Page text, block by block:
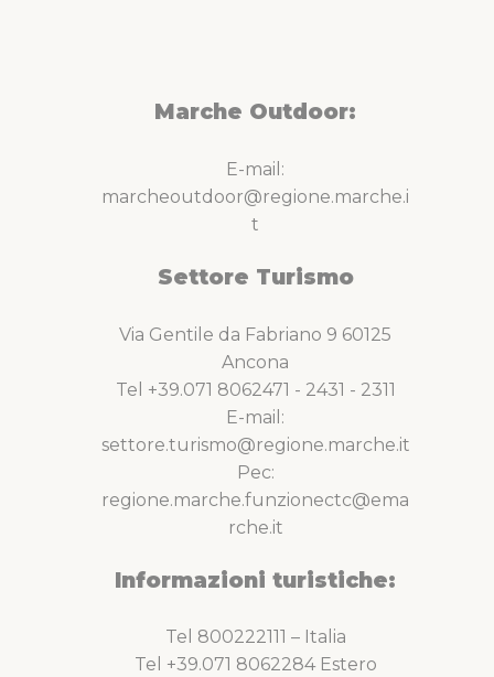
Marche Outdoor:
E-mail:
marcheoutdoor@regione.marche.i
t
Settore Turismo
Via Gentile da Fabriano 9 60125
Ancona
Tel +39.071 8062471 - 2431 - 2311
E-mail:
settore.turismo@regione.marche.it
Pec:
regione.marche.funzionectc@ema
rche.it
Informazioni turistiche:
Tel 800222111 – Italia
Tel +39.071 8062284 Estero